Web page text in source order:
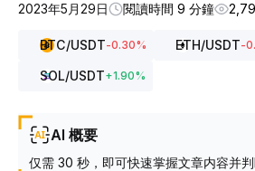
2023年5月29日
閱讀時間 9 分鐘
BTC/USDT-0.30% ETH/USDT-
SOL/USDT+1.90%
AI 概要
仅需 30 秒，即可快速掌握文章内容并判